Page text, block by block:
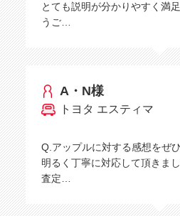
とても説明が分かりやすく満
うご…
A・N様
トヨタ エスティマ
Q.アップルに対する感想をぜ
明るく丁寧に対応して頂きま
査定…